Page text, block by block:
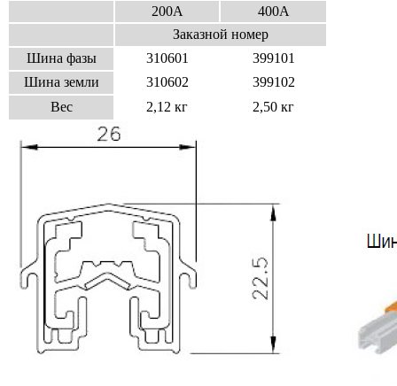
200A
400A
Заказной номер
Шина фазы
310601
399101
Шина земли
310602
399102
Вес
2,12 кг 2,50 кг